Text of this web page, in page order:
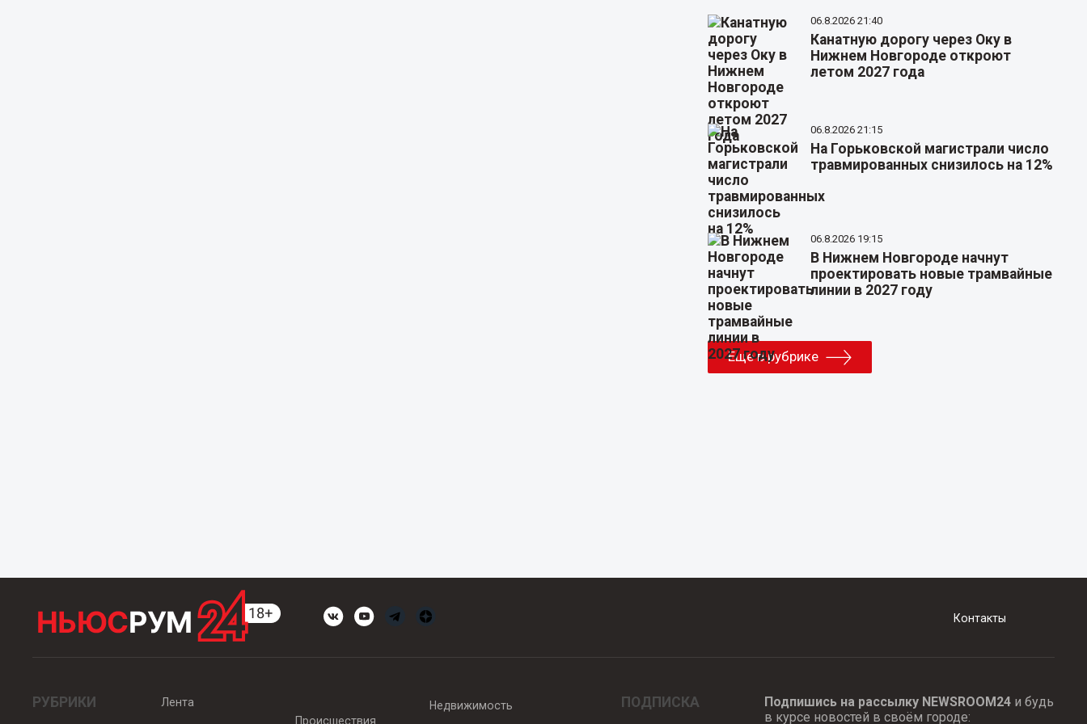
06.8.2026 21:40
Канатную дорогу через Оку в
Нижнем Новгороде откроют
летом 2027 года
06.8.2026 21:15
На Горьковской магистрали число
травмированных снизилось на 12%
06.8.2026 19:15
В Нижнем Новгороде начнут
проектировать новые трамвайные
линии в 2027 году
Еще в рубрике
Контакты
РУБРИКИ
Лента
Происшествия
Недвижимость ПОДПИСКА Подпишись на рассылку NEWSROOM24и будь
в курсе новостей в своём городе: